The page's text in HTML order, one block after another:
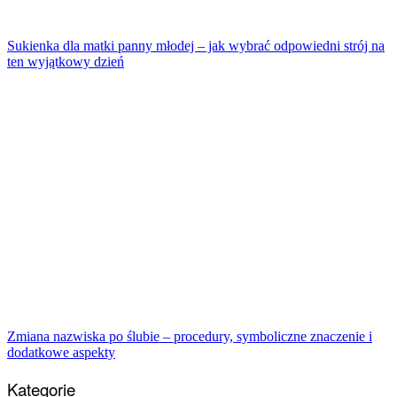
Sukienka dla matki panny młodej – jak wybrać odpowiedni strój na
ten wyjątkowy dzień
Zmiana nazwiska po ślubie – procedury, symboliczne znaczenie i
dodatkowe aspekty
Kategorie